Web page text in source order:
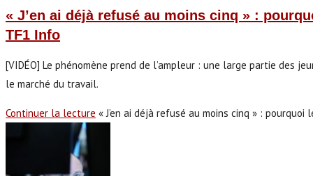
« J’en ai déjà refusé au moins cinq » :
TF1 Info
[VIDÉO] Le phénomène prend de l’ampleur : une large partie des
le marché du travail.
Continuer la lecture « J’en ai déjà refusé au moins cinq » :